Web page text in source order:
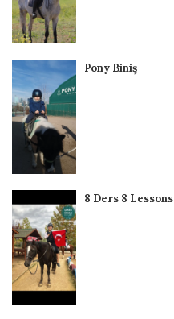
Pony Biniş
8 Ders 8 Lessons